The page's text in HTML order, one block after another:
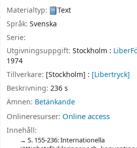
Materialtyp:
Text
Språk: Svenska
Serie:
Utgivningsuppgift: Stockholm :
1974
Tillverkare: [Stockholm] : [Libertryck]
Beskrivning: 236 s
Ämnen: Betänkande
Onlineresurser: Online access
Innehåll:
S. 155-236: Internationella